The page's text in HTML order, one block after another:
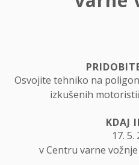
Osvojite tehniko na
izkušenih
KDAJ
17. 5.
v Centru varne